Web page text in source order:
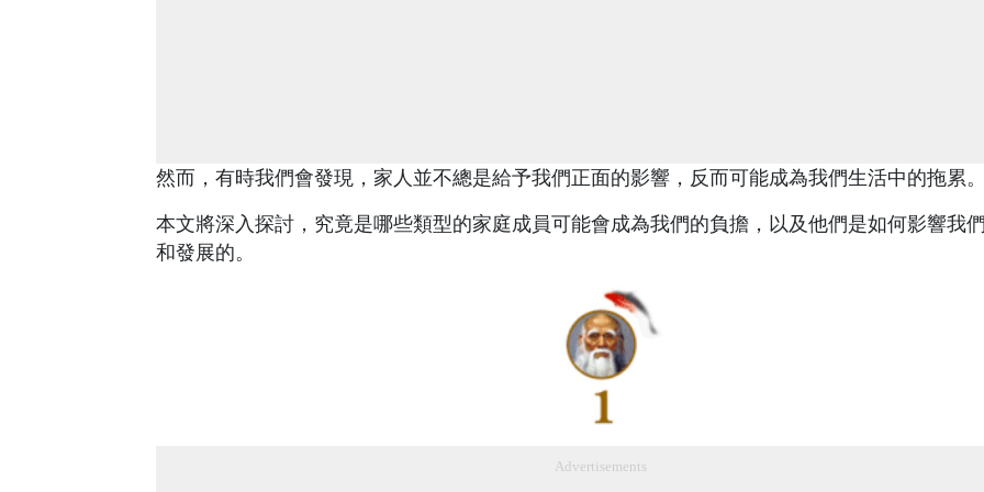
然而，有時我們會發現，家人並不總是給予我們正面的影響，反而可能成為我們生活中的拖累。
本文將深入探討，究竟是哪些類型的家庭成員可能會成為我們的負擔，以及他們是如何影響我
和發展的。
Advertisements